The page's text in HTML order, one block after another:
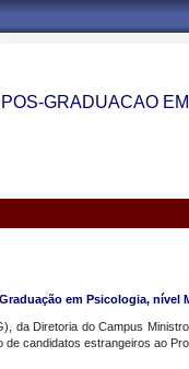
GRADUACAO
em Psicologia, nível
da Diretoria do Campus
candidatos estrangeiros ao